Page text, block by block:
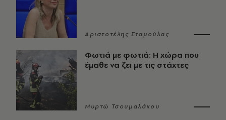
Αριστοτέλης Σταμούλας
Φωτιά με φωτιά: Η χώρα που
έμαθε να ζει με τις στάχτες
Μυρτώ Τσουμαλάκου